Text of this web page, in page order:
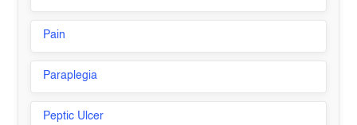
Pain
Paraplegia
Peptic Ulcer